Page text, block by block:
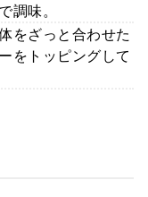
調味。
をざっと合わせた
をトッピングして